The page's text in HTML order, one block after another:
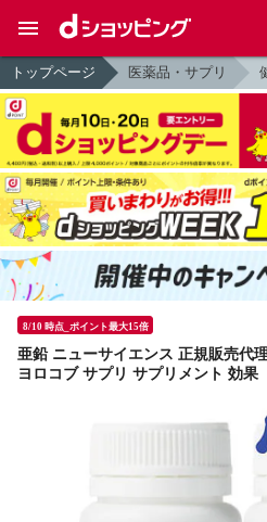
トップページ 医薬品・サプリ
8/10 時点_ポイント最大15倍
亜鉛 ニューサイエンス 正規販売代
ヨロコブ サプリ サプリメント 効果